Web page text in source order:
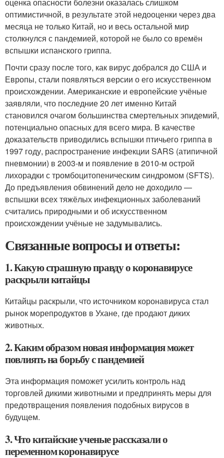
оптимистичной, в результате этой недооценки через два
месяца не только Китай, но и весь остальной мир
столкнулся с пандемией, которой не было со времён
вспышки испанского гриппа.
Почти сразу после того, как вирус добрался до США и
Европы, стали появляться версии о его искусственном
происхождении. Американские и европейские учёные
заявляли, что последние 20 лет именно Китай
становился очагом большинства смертельных эпидемий,
потенциально опасных для всего мира. В качестве
доказательств приводились вспышки птичьего гриппа в
1997 году, распространение инфекции SARS (атипичной
пневмонии) в 2003-м и появление в 2010-м острой
лихорадки с тромбоцитопеническим синдромом (SFTS).
До предъявления обвинений дело не доходило —
вспышки всех тяжёлых инфекционных заболеваний
считались природными и об искусственном
происхождении учёные не задумывались.
Связанные вопросы и ответы:
1. Какую страшную правду о коронавирусе
раскрыли китайцы
Китайцы раскрыли, что источником коронавируса стал
рынок морепродуктов в Ухане, где продают диких
животных.
2. Каким образом новая информация может
повлиять на борьбу с пандемией
Эта информация поможет усилить контроль над
торговлей дикими животными и предпринять меры для
предотвращения появления подобных вирусов в
будущем.
3. Что китайские ученые рассказали о
переменном коронавирусе